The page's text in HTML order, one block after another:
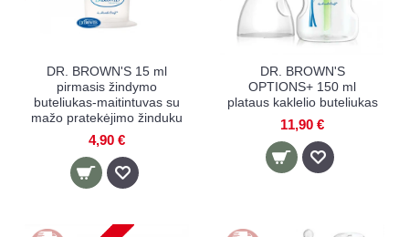
DR. BROWN'S 15 ml
pirmasis žindymo
buteliukas-maitintuvas su
mažo pratekėjimo žinduku
4,90 €
DR. BROWN'S
OPTIONS+ 150 ml
plataus kaklelio buteliukas
11,90 €